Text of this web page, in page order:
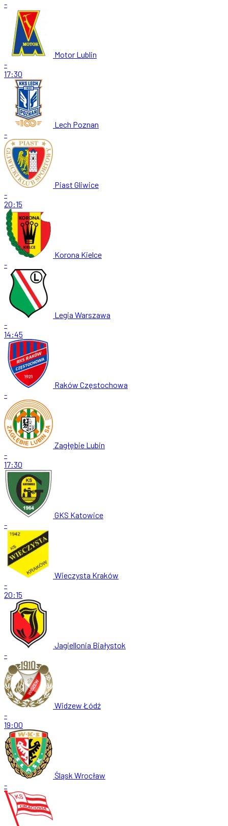
-
Motor Lublin
-
17:30
Lech Poznan
-
Piast Gliwice
-
20:15
Korona Kielce
-
Legia Warszawa
-
14:45
Raków Częstochowa
-
Zagłębie Lubin
-
17:30
GKS Katowice
-
Wieczysta Kraków
-
20:15
Jagiellonia Białystok
-
Widzew Łódź
-
19:00
Śląsk Wrocław
-